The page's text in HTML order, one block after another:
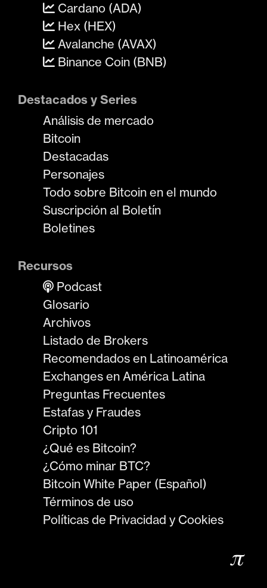
Cardano (ADA)
Hex (HEX)
Avalanche (AVAX)
Binance Coin (BNB)
Destacados y Series
Análisis de mercado
Bitcoin
Destacadas
Personajes
Todo sobre Bitcoin en el mundo
Suscripción al Boletín
Boletines
Recursos
Podcast
Glosario
Archivos
Listado de Brokers
Recomendados en Latinoamérica
Exchanges en América Latina
Preguntas Frecuentes
Estafas y Fraudes
Cripto 101
¿Qué es Bitcoin?
¿Cómo minar BTC?
Bitcoin White Paper (Español)
Términos de uso
Políticas de Privacidad y Cookies
𝜋